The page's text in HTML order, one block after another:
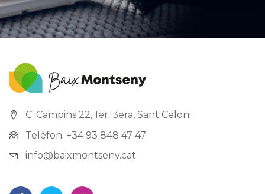
C. Campins 22, 1er. 3era, Sant Celoni
Telèfon: +34 93 848 47 47
info@baixmontseny.cat